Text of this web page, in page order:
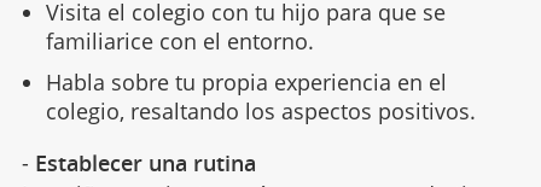
Visita el colegio con tu hijo para que se
familiarice con el entorno.
Habla sobre tu propia experiencia en el
colegio, resaltando los aspectos positivos.
- Establecer una rutina